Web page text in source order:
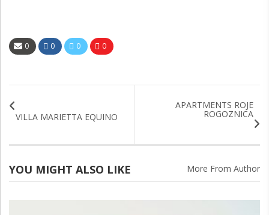
0 0 0 0
VILLA MARIETTA EQUINO
APARTMENTS ROJE
ROGOZNICA
YOU MIGHT ALSO LIKE More From Author